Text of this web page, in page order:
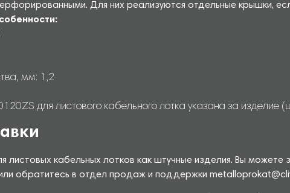
Для них реализуются отдельные крышки,
мм: 1,2
для листового кабельного лотка указана за изделие
листовых кабельных лотков как штучные изделия. Вы
обратитесь в отдел продаж и поддержки